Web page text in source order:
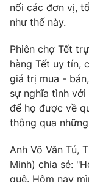
Liên hệ tòa
THỜI BÁO VTV
Theo dõi báo trên
Cơ quan chủ quản:
nối các đơn vị,
như thế này.
Phiên chợ Tết
hàng Tết uy tín,
giá trị mua -
sự nghĩa tình
để họ được về
thông qua
Anh Võ Văn Tú,
Minh) chia sẻ:
quê. Hôm nay